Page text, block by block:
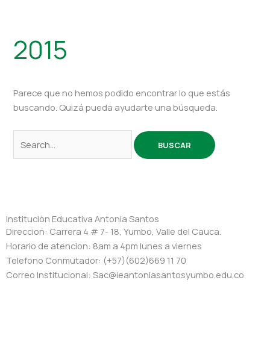
2015
Parece que no hemos podido encontrar lo que estás
buscando. Quizá pueda ayudarte una búsqueda.
Institución Educativa Antonia Santos
Direccion: Carrera 4 # 7- 18, Yumbo, Valle del Cauca.
Horario de atencion: 8am a 4pm lunes a viernes
Telefono Conmutador: (+57)(602)669 11 70
Correo Institucional: Sac@ieantoniasantosyumbo.edu.co